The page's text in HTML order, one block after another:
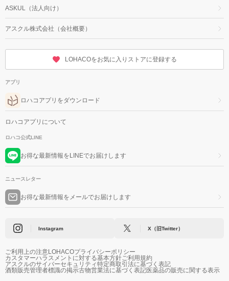
ASKUL（法人向け）
アスクル株式会社（会社概要）
LOHACOをお気に入りストアに登録する
アプリ
ロハコアプリをダウンロード
ロハコアプリについて
ロハコ公式LINE
お得な最新情報をLINEでお届けします
ニュースレター
お得な最新情報をメールでお届けします
Instagram X（旧Twitter）
ご利用上の注意LOHACOプライバシーポリシー
カスタマーハラスメントに対する基本方針ご利用規約
アスクルのサイバーセキュリティ特定商取引法に基づく表記
酒類販売管理者標識の掲示古物営業法に基づく表記医薬品の販売に関する表示